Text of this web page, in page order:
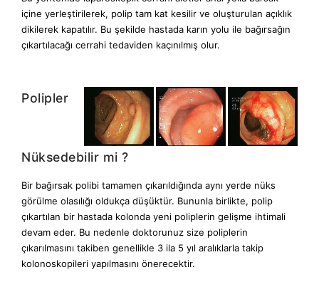
içine yerleştirilerek, polip tam kat kesilir ve oluşturulan açıklık
dikilerek kapatılır. Bu şekilde hastada karın yolu ile bağırsağın
çıkartılacağı cerrahi tedaviden kaçınılmış olur.
Polipler
Nüksedebilir mi ?
Bir bağırsak polibi tamamen çıkarıldığında aynı yerde nüks
görülme olasılığı oldukça düşüktür. Bununla birlikte, polip
çıkartılan bir hastada kolonda yeni poliplerin gelişme ihtimali
devam eder. Bu nedenle doktorunuz size poliplerin
çıkarılmasını takiben genellikle 3 ila 5 yıl aralıklarla takip
kolonoskopileri yapılmasını önerecektir.